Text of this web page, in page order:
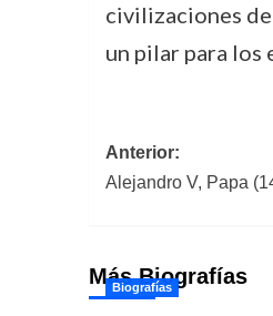
civilizaciones
un pilar para
de
Anterior:
Alejandro V, Papa
Más Biografías
Biografías